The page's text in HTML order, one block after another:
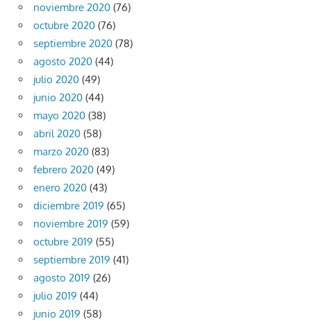
noviembre 2020 (76)
octubre 2020 (76)
septiembre 2020 (78)
agosto 2020 (44)
julio 2020 (49)
junio 2020 (44)
mayo 2020 (38)
abril 2020 (58)
marzo 2020 (83)
febrero 2020 (49)
enero 2020 (43)
diciembre 2019 (65)
noviembre 2019 (59)
octubre 2019 (55)
septiembre 2019 (41)
agosto 2019 (26)
julio 2019 (44)
junio 2019 (58)